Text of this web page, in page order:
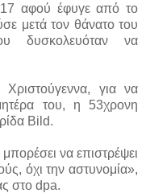
αφού έφυγε από το
μετά τον θάνατο του
δυσκολευόταν να
για να
του, η 53χρονη
Bild.
να επιστρέψει
όχι την αστυνομία»,
στο dpa.